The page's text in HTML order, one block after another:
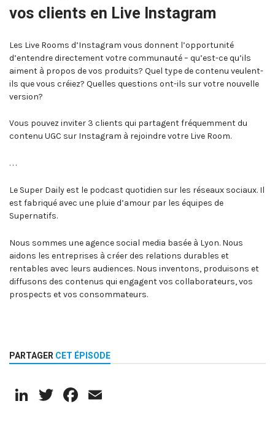
vos clients en Live Instagram
Les Live Rooms d’Instagram vous donnent l’opportunité
d’entendre directement votre communauté – qu’est-ce qu’ils
aiment à propos de vos produits? Quel type de contenu veulent-
ils que vous créiez? Quelles questions ont-ils sur votre nouvelle
version?
Vous pouvez inviter 3 clients qui partagent fréquemment du
contenu UGC sur Instagram à rejoindre votre Live Room.
. . .
Le Super Daily est le podcast quotidien sur les réseaux sociaux. Il
est fabriqué avec une pluie d’amour par les équipes de
Supernatifs.
Nous sommes une agence social media basée à Lyon. Nous
aidons les entreprises à créer des relations durables et
rentables avec leurs audiences. Nous inventons, produisons et
diffusons des contenus qui engagent vos collaborateurs, vos
prospects et vos consommateurs.
PARTAGER CET ÉPISODE
LinkedIn
TwitterFacebook